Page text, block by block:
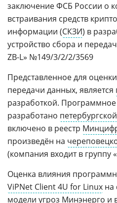
заключение ФСБ России о
встраивания средств
информации (СКЗИ) в
устройство сбора и
ZB-L» №149/3/2/2/3569
Представленное для
передачи данных, является
разработкой.
разработано петербургской
включено в реестр
произведён на
(компания входит в группу
Оценка влияния
ViPNet Client 4U for Linux на
модели угроз Минэнерго и